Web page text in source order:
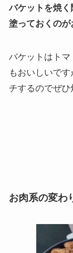
バケットを焼
塗っておくのが
バケットはト
もおいしいで
チするのでぜ
お肉系の変わ